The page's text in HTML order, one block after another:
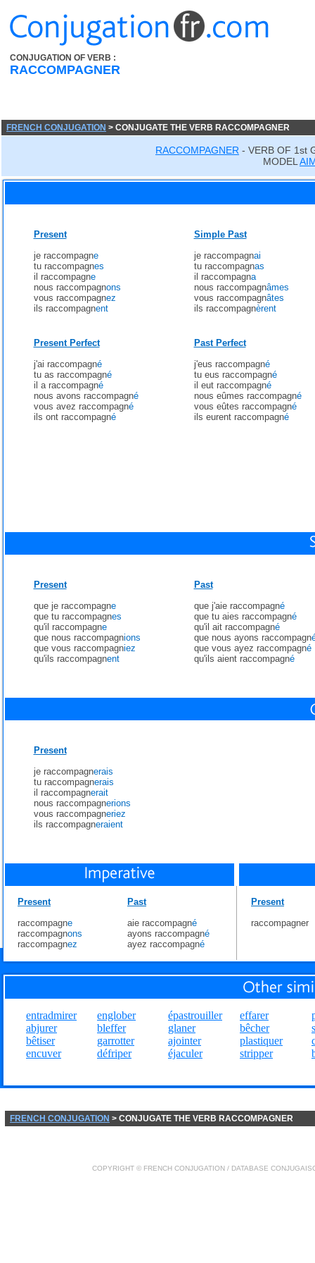
CONJUGATION OF VERB :
RACCOMPAGNER
FRENCH CONJUGATION > CONJUGATE THE VERB RACCOMPAGNER
RACCOMPAGNER - VERB OF 1st
MODEL
Present
je raccompagne
tu raccompagnes
il raccompagne
nous raccompagnons
vous raccompagnez
ils raccompagnent
Simple Past
je raccompagnai
tu raccompagnas
il raccompagna
nous raccompagnâmes
vous raccompagnâtes
ils raccompagnèrent
Present Perfect
j'ai raccompagné
tu as raccompagné
il a raccompagné
nous avons raccompagné
vous avez raccompagné
ils ont raccompagné
Past Perfect
j'eus raccompagné
tu eus raccompagné
il eut raccompagné
nous eûmes raccompagné
vous eûtes raccompagné
ils eurent raccompagné
Present
que je raccompagne
que tu raccompagnes
qu'il raccompagne
que nous raccompagnions
que vous raccompagniez
qu'ils raccompagnent
Past
que j'aie raccompagné
que tu aies raccompagné
qu'il ait raccompagné
que nous ayons raccompagn
que vous ayez raccompagné
qu'ils aient raccompagné
Present
je raccompagnerais
tu raccompagnerais
il raccompagnerait
nous raccompagnerions
vous raccompagneriez
ils raccompagneraient
Present
raccompagne
raccompagnons
raccompagnez
Past
aie raccompagné
ayons raccompagné
ayez raccompagné
Present
raccompagner
entradmirer
abjurer
bêtiser
encuver
englober
bleffer
garrotter
défriper
épastrouiller
glaner
ajointer
éjaculer
effarer
bêcher
plastiquer
stripper
FRENCH CONJUGATION > CONJUGATE THE VERB RACCOMPAGNER
COPYRIGHT © FRENCH CONJUGATION / DATABASE